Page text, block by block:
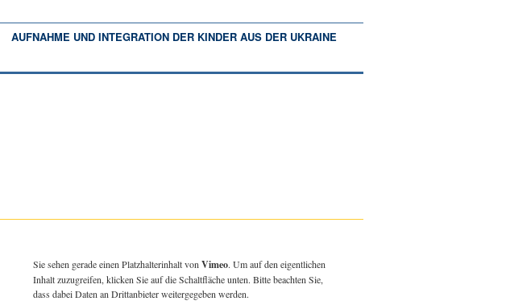
AUFNAHME UND INTEGRATION DER KINDER AUS DER UKRAINE
Sie sehen gerade einen Platzhalterinhalt von Vimeo. Um auf den eigentlichen
Inhalt zuzugreifen, klicken Sie auf die Schaltfläche unten. Bitte beachten Sie,
dass dabei Daten an Drittanbieter weitergegeben werden.